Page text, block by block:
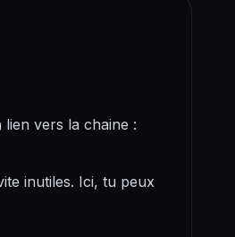
vers la chaine :
inutiles. Ici, tu peux